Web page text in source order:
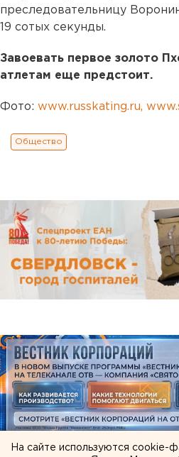
преследовательницу
19 сотых секунды.
Завоевать первое золото
атлетам еще предстоит.
Фото: www.russkating.ru,
Общество
На сайте используются cookie-